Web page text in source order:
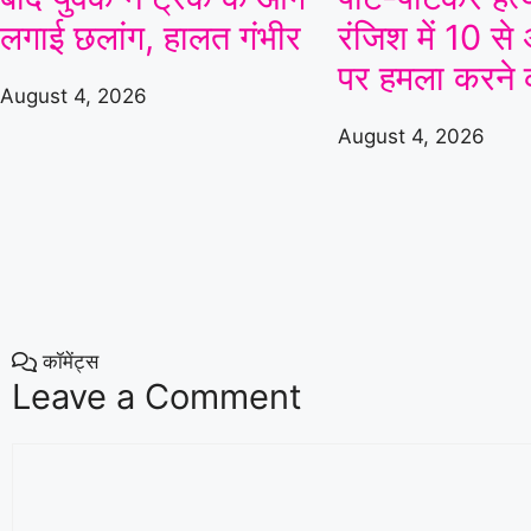
लगाई छलांग, हालत गंभीर
August 4, 2026
रंजिश में 10 से
पर हमला करने
August 4, 2026
T20
AtLord's
London Spirit
T20
कॉमेंट्स
Leave a Comment